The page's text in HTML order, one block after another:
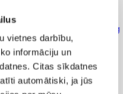
vietnes darbību,
informāciju un
Citas sīkdatnes
automātiski, ja jūs
krējums VALMIERA 20% 450g